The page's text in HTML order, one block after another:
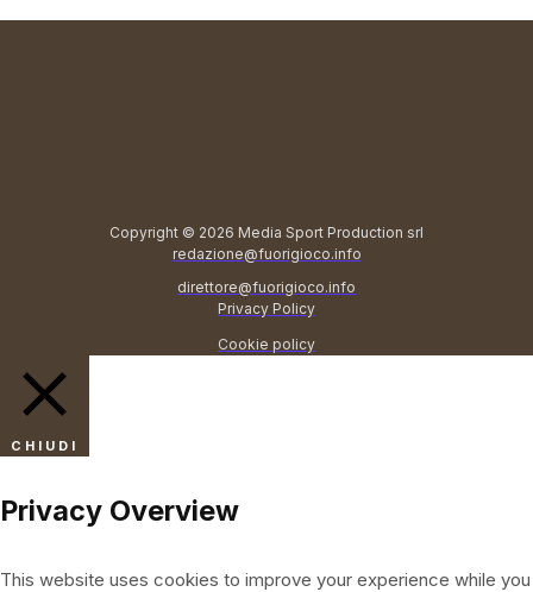
Copyright © 2026 Media Sport Production srl
redazione@fuorigioco.info
direttore@fuorigioco.info
Privacy Policy
Cookie policy
CHIUDI
Privacy Overview
This website uses cookies to improve your experience while you